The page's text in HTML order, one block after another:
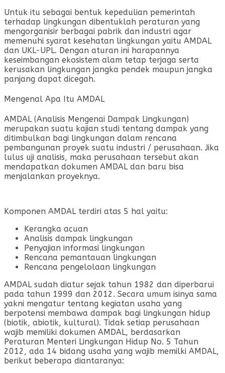
Untuk itu sebagai bentuk kepedulian pemerintah
terhadap lingkungan dibentuklah peraturan yang
mengorganisir berbagai pabrik dan industri agar
memenuhi syarat kesehatan lingkungan yaitu AMDAL
dan UKL-UPL. Dengan aturan ini harapannya
keseimbangan ekosistem alam tetap terjaga serta
kerusakan lingkungan jangka pendek maupun jangka
panjang dapat dicegah.
Mengenal Apa Itu AMDAL
AMDAL (Analisis Mengenai Dampak Lingkungan)
merupakan suatu kajian studi tentang dampak yang
ditimbulkan bagi lingkungan dalam rencana
pembangunan proyek suatu industri / perusahaan. Jika
lulus uji analisis, maka perusahaan tersebut akan
mendapatkan dokumen AMDAL dan baru bisa
menjalankan proyeknya.
Komponen AMDAL terdiri atas 5 hal yaitu:
Kerangka acuan
Analisis dampak lingkungan
Penyajian informasi lingkungan
Rencana pemantauan lingkungan
Rencana pengelolaan lingkungan
AMDAL sudah diatur sejak tahun 1982 dan diperbarui
pada tahun 1999 dan 2012. Secara umum isinya sama
yakni mengatur tentang kegiatan usaha yang
berpotensi membawa dampak bagi lingkungan hidup
(biotik, abiotik, kultural). Tidak setiap perusahaan
wajib memiliki dokumen AMDAL, berdasarkan
Peraturan Menteri Lingkungan Hidup No. 5 Tahun
2012, ada 14 bidang usaha yang wajib memilki AMDAL,
berikut beberapa diantaranya: